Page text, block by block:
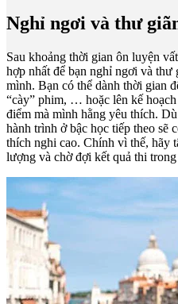
Nghỉ ngơi và thư
Sau khoảng thời gian ôn luyện
hợp nhất để bạn nghỉ ngơi và thư
mình. Bạn có thể dành thời gian
“cày” phim, … hoặc lên kế
điểm mà mình hằng yêu thích.
hành trình ở bậc học tiếp theo sẽ
thích nghi cao. Chính vì thế, hãy
lượng và chờ đợi kết quả thi